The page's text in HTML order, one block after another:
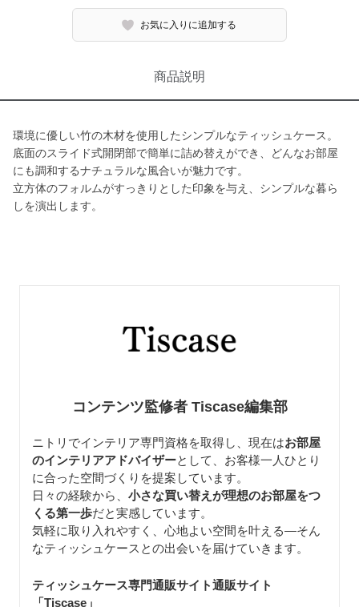
お気に入りに追加する
商品説明
環境に優しい竹の木材を使用したシンプルなティッシュケース。
底面のスライド式開閉部で簡単に詰め替えができ、どんなお部屋
にも調和するナチュラルな風合いが魅力です。
立方体のフォルムがすっきりとした印象を与え、シンプルな暮ら
しを演出します。
コンテンツ監修者 Tiscase編集部
ニトリでインテリア専門資格を取得し、現在はお部屋
のインテリアアドバイザーとして、お客様一人ひとり
に合った空間づくりを提案しています。
日々の経験から、 小さな買い替えが理想のお部屋をつ
くる第一歩だと実感しています。
気軽に取り入れやすく、心地よい空間を叶える—そん
なティッシュケースとの出会いを届けていきます。
ティッシュケース専門通販サイト通販サイト
「Tiscase 」